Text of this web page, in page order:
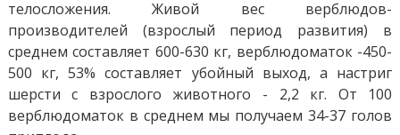
телосложения. Живой вес верблюдов-
производителей (взрослый период развития) в
среднем составляет 600-630 кг, верблюдоматок -450-
500 кг, 53% составляет убойный выход, а настриг
шерсти с взрослого животного - 2,2 кг. От 100
верблюдоматок в среднем мы получаем 34-37 голов